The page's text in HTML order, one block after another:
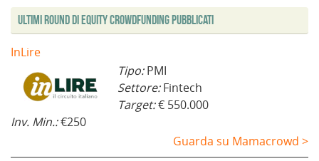
Ultimi Round di Equity Crowdfunding Pubblicati
InLire
Tipo:PMI
Settore:Fintech
Target:€ 550.000
Inv. Min.:€250
Guarda su Mamacrowd >